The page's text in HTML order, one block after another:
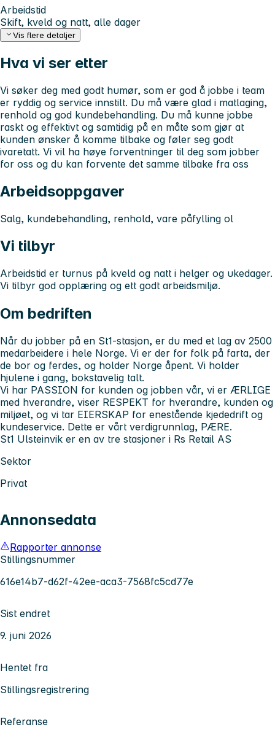
Arbeidstid
Skift, kveld og natt, alle dager
Vis flere detaljer
Hva vi ser etter
Vi søker deg med godt humør, som er god å jobbe i team
er ryddig og service innstilt. Du må være glad i matlaging,
renhold og god kundebehandling. Du må kunne jobbe
raskt og effektivt og samtidig på en måte som gjør at
kunden ønsker å komme tilbake og føler seg godt
ivaretatt. Vi vil ha høye forventninger til deg som jobber
for oss og du kan forvente det samme tilbake fra oss
Arbeidsoppgaver
Salg, kundebehandling, renhold, vare påfylling ol
Vi tilbyr
Arbeidstid er turnus på kveld og natt i helger og ukedager.
Vi tilbyr god opplæring og ett godt arbeidsmiljø.
Om bedriften
Når du jobber på en St1-stasjon, er du med et lag av 2500
medarbeidere i hele Norge. Vi er der for folk på farta, der
de bor og ferdes, og holder Norge åpent. Vi holder
hjulene i gang, bokstavelig talt.
Vi har PASSION for kunden og jobben vår, vi er ÆRLIGE
med hverandre, viser RESPEKT for hverandre, kunden og
miljøet, og vi tar EIERSKAP for enestående kjededrift og
kundeservice. Dette er vårt verdigrunnlag, PÆRE.
St1 Ulsteinvik er en av tre stasjoner i Rs Retail AS
Sektor
Privat
Annonsedata
Rapporter annonse
Stillingsnummer
616e14b7-d62f-42ee-aca3-7568fc5cd77e
Sist endret
9. juni 2026
Hentet fra
Stillingsregistrering
Referanse